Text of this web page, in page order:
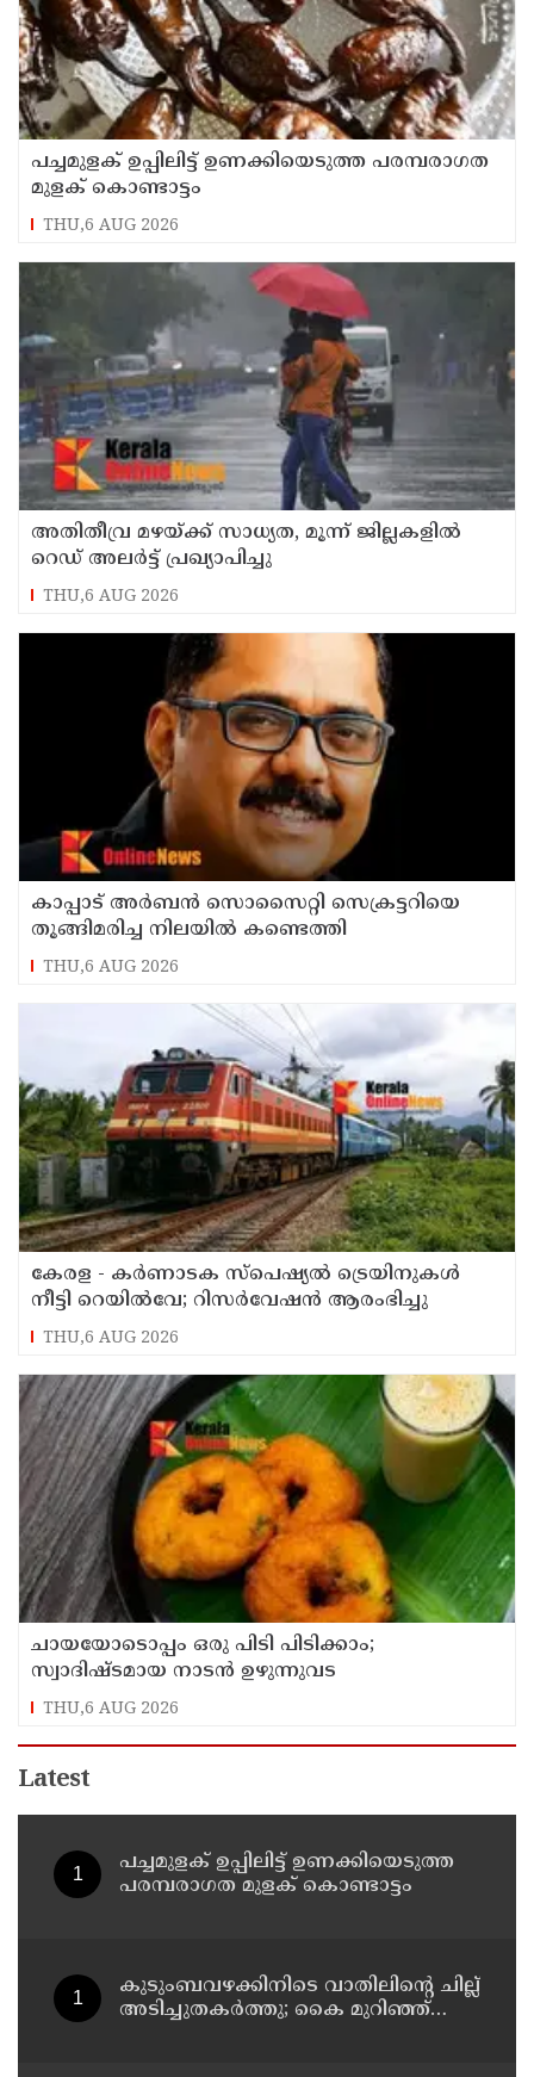
പച്ചമുളക് ഉപ്പിലിട്ട് ഉണക്കിയെടുത്ത പരമ്പരാഗത
മുളക് കൊണ്ടാട്ടം
THU,6 AUG 2026
അതിതീവ്ര മഴയ്ക്ക് സാധ്യത, മൂന്ന് ജില്ലകളിൽ
റെഡ് അലർട്ട് പ്രഖ്യാപിച്ചു
THU,6 AUG 2026
കാപ്പാട് അര്‍ബന്‍ സൊസൈറ്റി സെക്രട്ടറിയെ
തൂങ്ങിമരിച്ച നിലയില്‍ കണ്ടെത്തി
THU,6 AUG 2026
കേരള - കര്‍ണാടക സ്പെഷ്യല്‍ ട്രെയിനുകള്‍
നീട്ടി റെയില്‍വേ; റിസര്‍വേഷൻ ആരംഭിച്ചു
THU,6 AUG 2026
ചായയോടൊപ്പം ഒരു പിടി പിടിക്കാം;
സ്വാദിഷ്ടമായ നാടൻ ഉഴുന്നുവട
THU,6 AUG 2026
Latest
പച്ചമുളക് ഉപ്പിലിട്ട് ഉണക്കിയെടുത്ത
പരമ്പരാഗത മുളക് കൊണ്ടാട്ടം
കുടുംബവഴക്കിനിടെ വാതിലിന്റെ ചില്ല്
അടിച്ചുതകര്‍ത്തു; കൈ മുറിഞ്ഞ്